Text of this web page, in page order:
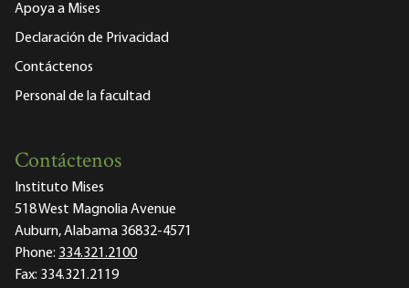
Apoya a Mises
Declaración de Privacidad
Contáctenos
Personal de la facultad
Contáctenos
Instituto Mises
518 West Magnolia Avenue
Auburn, Alabama 36832-4571
Phone: 334.321.2100
Fax: 334.321.2119